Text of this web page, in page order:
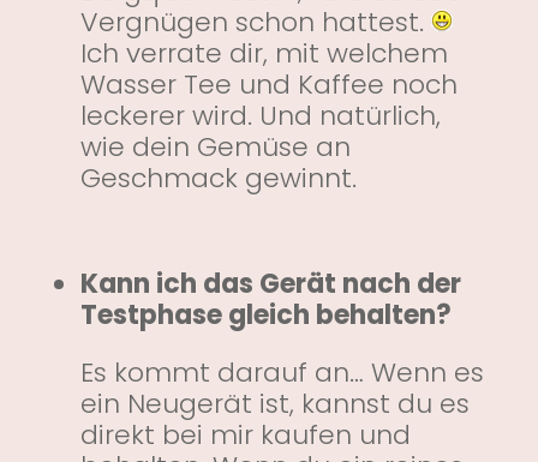
Vergnügen schon hattest.
Ich verrate dir, mit welchem
Wasser Tee und Kaffee noch
leckerer wird. Und natürlich,
wie dein Gemüse an
Geschmack gewinnt.
Kann ich das Gerät nach der
Testphase gleich behalten?
Es kommt darauf an… Wenn es
ein Neugerät ist, kannst du es
direkt bei mir kaufen und